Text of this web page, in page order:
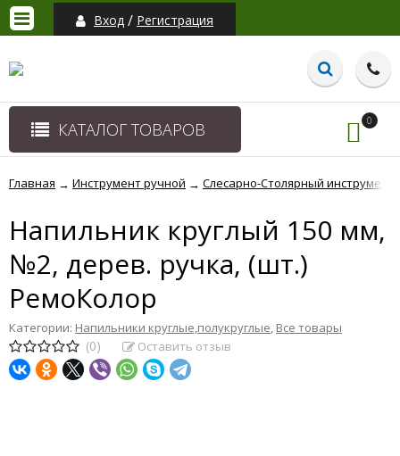
Вход / Регистрация
КАТАЛОГ ТОВАРОВ 0
Главная → Инструмент ручной → Слесарно-Столярный инструмент
Напильник круглый 150 мм,
№2, дерев. ручка, (шт.)
РемоКолор
Категории: Напильники круглые,полукруглые, Все товары
(0) Оставить отзыв